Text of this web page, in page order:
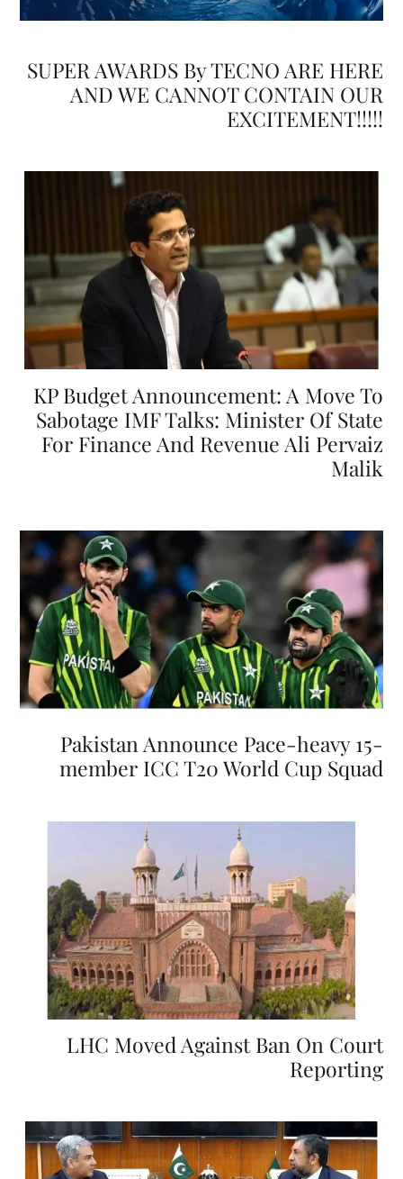
SUPER AWARDS By TECNO ARE HERE
AND WE CANNOT CONTAIN OUR
EXCITEMENT!!!!!
KP Budget Announcement: A Move To
Sabotage IMF Talks: Minister Of State
For Finance And Revenue Ali Pervaiz
Malik
Pakistan Announce Pace-heavy 15-
member ICC T20 World Cup Squad
LHC Moved Against Ban On Court
Reporting